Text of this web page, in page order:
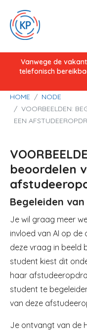
Overslaan
inhoud
Vanwege de
telefonisch
Kruimelpad
HOME
NODE
VOORBEELDEN:
EEN
beoordelen
Begeleiden
Je wil graag meer
invloed van AI op
deze vraag in beeld
student kiest dit
haar
student te
van deze
Je ontvangt van de